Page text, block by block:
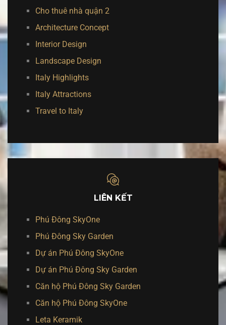
Cho thuê nhà quận 2
Architecture Concept
Interior Design
Landscape Design
Italy Highlights
Italy Attractions
Travel to Italy
LIÊN KẾT
Phú Đông SkyOne
Phú Đông Sky Garden
Dự án Phú Đông SkyOne
Dự án Phú Đông Sky Garden
Căn hộ Phú Đông Sky Garden
Căn hộ Phú Đông SkyOne
Leta Keramik